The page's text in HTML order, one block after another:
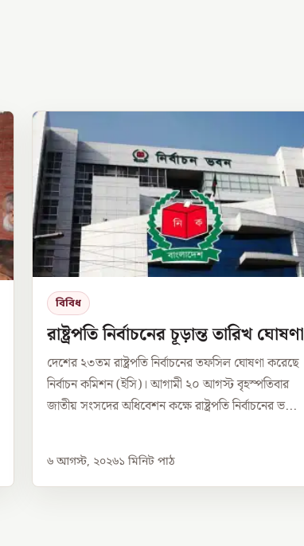
বিবিধ
রাষ্ট্রপতি নির্বাচনের চূড়ান্ত তারিখ ঘোষণা
দেশের ২৩তম রাষ্ট্রপতি নির্বাচনের তফসিল ঘোষণা করেছে
নির্বাচন কমিশন (ইসি)। আগামী ২০ আগস্ট বৃহস্পতিবার
জাতীয় সংসদের অধিবেশন কক্ষে রাষ্ট্রপতি নির্বাচনের ভ...
৬ আগস্ট, ২০২৬১ মিনিট পাঠ